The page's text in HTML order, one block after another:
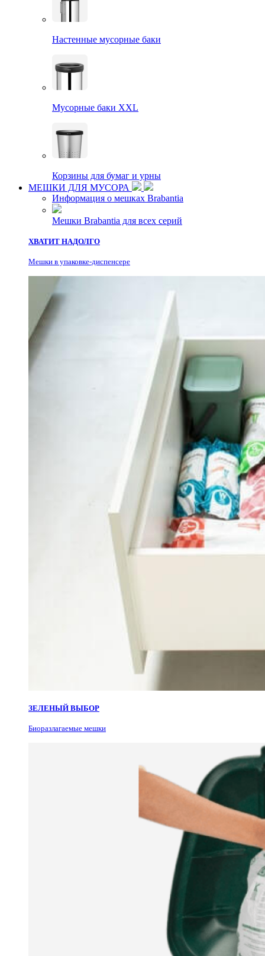
Настенные мусорные баки
Мусорные баки XXL
Корзины для бумаг и урны
МЕШКИ ДЛЯ МУСОРА
Информация о мешках Brabantia
Мешки Brabantia для всех серий
ХВАТИТ НАДОЛГО
Мешки в упаковке-диспенсере
ЗЕЛЕНЫЙ ВЫБОР
Биоразлагаемые мешки